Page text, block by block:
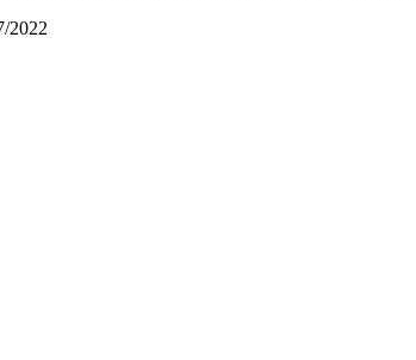
2022